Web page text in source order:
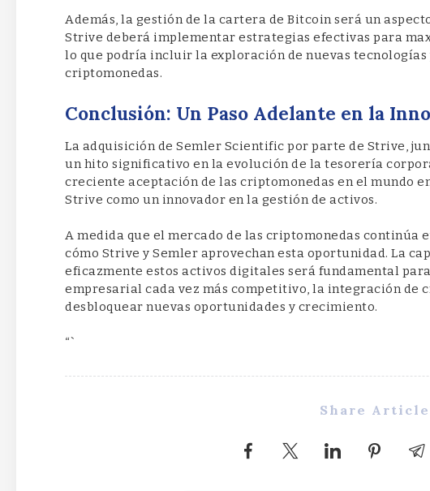
Además, la gestión de la cartera de Bitcoin será un
Strive deberá implementar estrategias efectivas para
lo que podría incluir la exploración de nuevas tecnologías
criptomonedas.
Conclusión: Un Paso Adelante en la
La adquisición de Semler Scientific por parte de Strive,
un hito significativo en la evolución de la tesorería
creciente aceptación de las criptomonedas en el mundo
Strive como un innovador en la gestión de activos.
A medida que el mercado de las criptomonedas continúa
cómo Strive y Semler aprovechan esta oportunidad. La
eficazmente estos activos digitales será fundamental
empresarial cada vez más competitivo, la integración de
desbloquear nuevas oportunidades y crecimiento.
“`
Share Article